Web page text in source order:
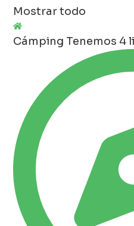
Mostrar todo
Cámping Tenemos 4